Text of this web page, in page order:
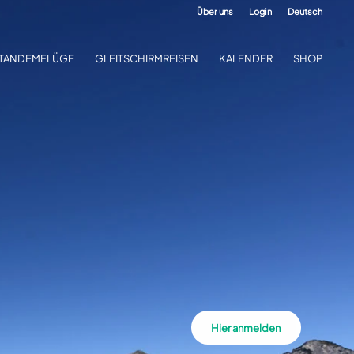
Hier anmelden
Über uns Login Deutsch
GLEITSCHIRMREISEN KALENDER SHOP